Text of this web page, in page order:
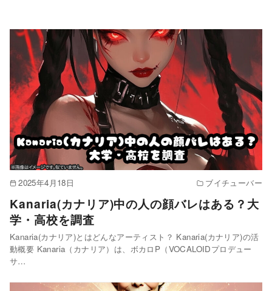
2025年4月18日 ブイチューバー
Kanaria(カナリア)中の人の顔バレはある？大
学・高校を調査
Kanaria(カナリア)とはどんなアーティスト？ Kanaria(カナリア)の活
動概要 Kanaria（カナリア）は、ボカロP（VOCALOIDプロデュー
サ…